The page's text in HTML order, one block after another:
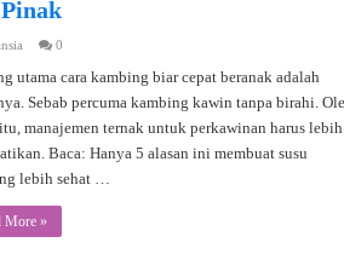
0
utama cara kambing biar cepat beranak adalah
Sebab percuma kambing kawin tanpa birahi.
manajemen ternak untuk perkawinan harus lebih
Baca: Hanya 5 alasan ini membuat susu
lebih sehat …
More »